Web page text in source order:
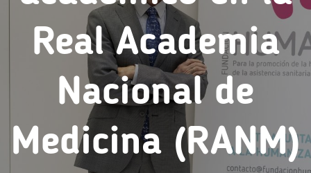
Real Academia
Nacional de
Medicina (RANM)